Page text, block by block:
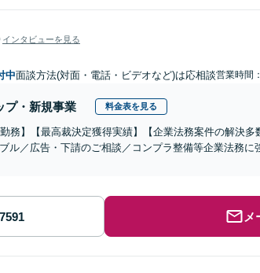
インタビューを見る
中面談方法(対面・電話・ビデオなど)は応相談営業時間
プ・新規事業 料金表を見る
勤務】【最高裁決定獲得実績】【企業法務案件の解決
ル／広告・下請のご相談／コンプラ整備等企業法務
メ